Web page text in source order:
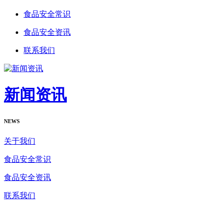
食品安全常识
食品安全资讯
联系我们
新闻资讯
NEWS
关于我们
食品安全常识
食品安全资讯
联系我们